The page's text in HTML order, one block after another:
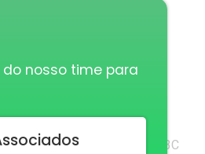
você? Deixe seu número
nosso time para